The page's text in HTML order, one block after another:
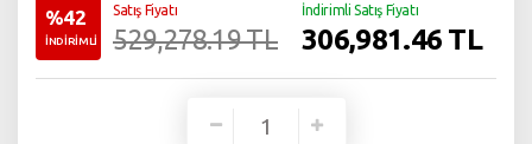
%42
İNDİRİMLİ
Satış Fiyatı
529,278.19 TL
İndirimli Satış Fiyatı
306,981.46 TL